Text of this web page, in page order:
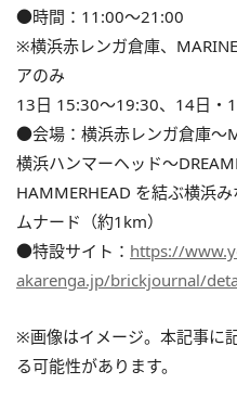
●時間：11:00～21:00
※横浜赤レンガ倉庫、
アのみ
13日 15:30～19:30、14日・
●会場：横浜赤レンガ倉庫～
横浜ハンマーヘッド～
HAMMERHEAD を結ぶ横浜
ムナード（約1km）
●特設サイト： https://
akarenga.jp/brickjournal/
※画像はイメージ。本記事に
る可能性があります。